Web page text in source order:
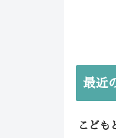
最近
こども